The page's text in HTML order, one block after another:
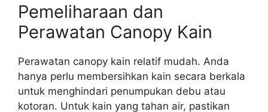
Pemeliharaan dan
Perawatan Canopy Kain
Perawatan canopy kain relatif mudah. Anda
hanya perlu membersihkan kain secara berkala
untuk menghindari penumpukan debu atau
kotoran. Untuk kain yang tahan air, pastikan